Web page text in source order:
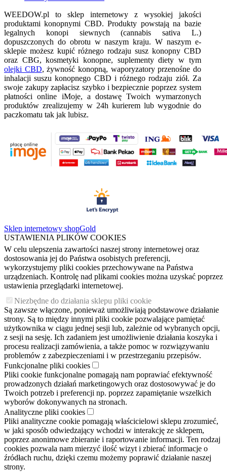
WEEDOW.pl to sklep internetowy z wysokiej jakości
produktami konopnymi CBD. Produkty powstają na bazie
legalnych konopi siewnych (cannabis sativa L.)
dopuszczonych do obrotu w naszym kraju. W naszym e-
sklepie możesz kupić różnego rodzaju susz konopny CBD
oraz CBG, kosmetyki konopne, suplementy diety w tym
olejki CBD, żywność konopną, waporyzatory przenośne do
inhalacji suszu konopnego CBD i różnego rodzaju ziół. Za
swoje zakupy zapłacisz szybko i bezpiecznie poprzez system
płatności online iMoje, a dostawę Twoich wymarzonych
produktów zrealizujemy w 24h kurierem lub wygodnie do
paczkomatu tak jak lubisz.
Sklep internetowy shopGold
USTAWIENIA PLIKÓW COOKIES
W celu ulepszenia zawartości naszej strony internetowej oraz
dostosowania jej do Państwa osobistych preferencji,
wykorzystujemy pliki cookies przechowywane na Państwa
urządzeniach. Kontrolę nad plikami cookies można uzyskać poprzez
ustawienia przeglądarki internetowej.
Niezbędne do działania sklepu pliki cookie
Są zawsze włączone, ponieważ umożliwiają podstawowe działanie
strony. Są to między innymi pliki cookie pozwalające pamiętać
użytkownika w ciągu jednej sesji lub, zależnie od wybranych opcji,
z sesji na sesję. Ich zadaniem jest umożliwienie działania koszyka i
procesu realizacji zamówienia, a także pomoc w rozwiązywaniu
problemów z zabezpieczeniami i w przestrzeganiu przepisów.
Funkcjonalne pliki cookies
Pliki cookie funkcjonalne pomagają nam poprawiać efektywność
prowadzonych działań marketingowych oraz dostosowywać je do
Twoich potrzeb i preferencji np. poprzez zapamiętanie wszelkich
wyborów dokonywanych na stronach.
Analityczne pliki cookies
Pliki analityczne cookie pomagają właścicielowi sklepu zrozumieć,
w jaki sposób odwiedzający wchodzi w interakcję ze sklepem,
poprzez anonimowe zbieranie i raportowanie informacji. Ten rodzaj
cookies pozwala nam mierzyć ilość wizyt i zbierać informacje o
źródłach ruchu, dzięki czemu możemy poprawić działanie naszej
strony.